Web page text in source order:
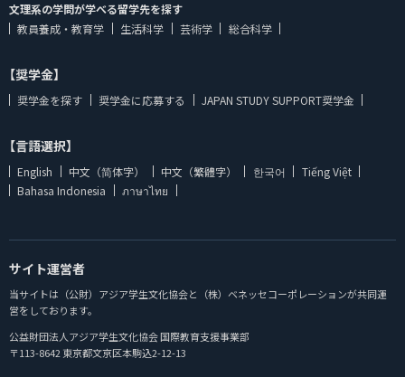
文理系の学問が学べる留学先を探す
教員養成・教育学
生活科学 芸術学 総合科学
【奨学金】
奨学金を探す 奨学金に応募する JAPAN STUDY SUPPORT奨学金
【言語選択】
English 中文（简体字） 中文（繁體字） 한국어
Tiếng Việt
Bahasa Indonesia
ภาษาไทย
サイト運営者
当サイトは（公財）アジア学生文化協会と（株）ベネッセコーポレーションが共同運
営をしております。
公益財団法人アジア学生文化協会 国際教育支援事業部
〒113-8642 東京都文京区本駒込2-12-13